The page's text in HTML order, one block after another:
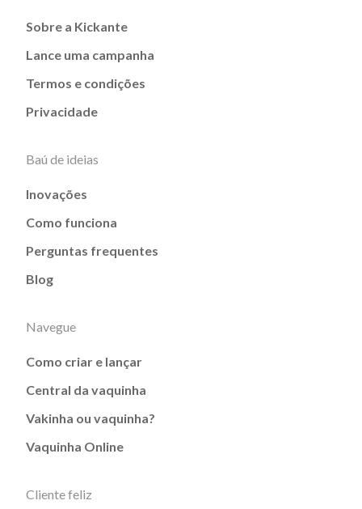
Sobre a Kickante
Lance uma campanha
Termos e condições
Privacidade
Baú de ideias
Inovações
Como funciona
Perguntas frequentes
Blog
Navegue
Como criar e lançar
Central da vaquinha
Vakinha ou vaquinha?
Vaquinha Online
Cliente feliz